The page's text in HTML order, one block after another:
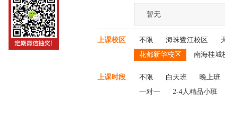
暂无
上课校区 不限 海珠鹭江校区
花都新华校区
南海桂城
上课时段 不限 白天班 晚上班
一对一
2-4人精品小班